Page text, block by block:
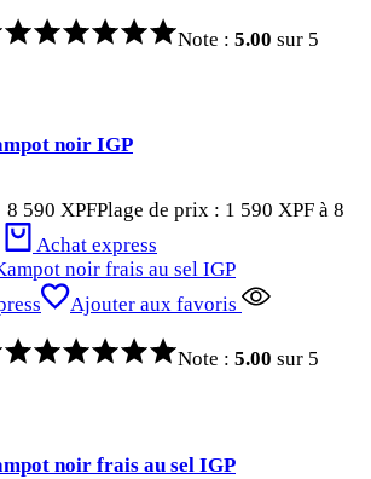
Note : 5.00 sur 5
noir IGP
8 590 XPFPlage de prix : 1 590 XPF à 8
Achat express
Ajouter aux favoris
Note : 5.00 sur 5
noir frais au sel IGP